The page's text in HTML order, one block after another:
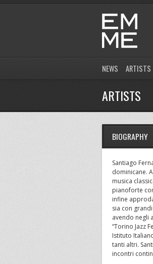
NEWS ARTISTS
ARTISTS
BIOGRAPHY
Santiago
dominicane.
musica
pianoforte
infine
sia con
avendo negli
“Torino Jazz
Istituto
tanti altri.
incontri